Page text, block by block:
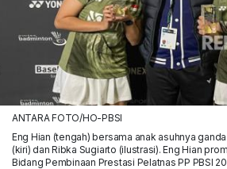
ANTARA FOTO/HO-PBSI
Eng Hian (tengah) bersama anak asuhnya
(kiri) dan Ribka Sugiarto (ilustrasi). Eng Hian
Bidang Pembinaan Prestasi Pelatnas PP PBSI